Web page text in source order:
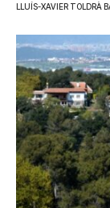
LLUÍS-XAVIER TOLDRÀ